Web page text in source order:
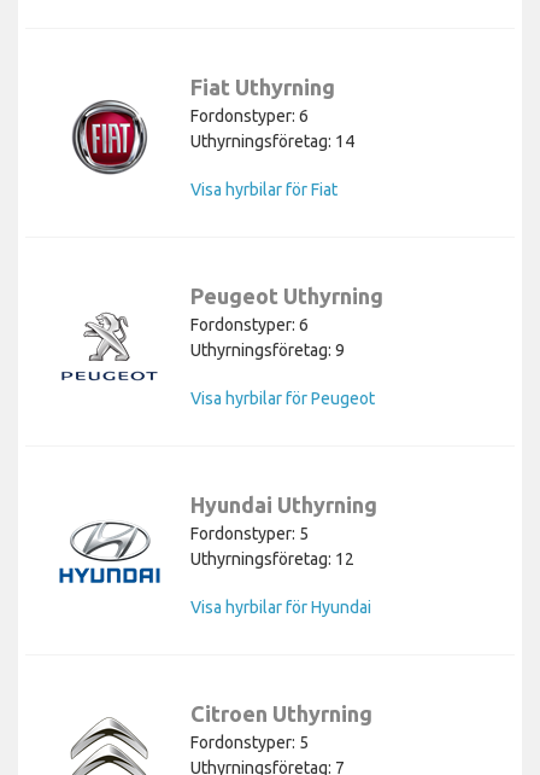
Fiat Uthyrning
Fordonstyper: 6
Uthyrningsföretag: 14
Visa hyrbilar för Fiat
Peugeot Uthyrning
Fordonstyper: 6
Uthyrningsföretag: 9
Visa hyrbilar för Peugeot
Hyundai Uthyrning
Fordonstyper: 5
Uthyrningsföretag: 12
Visa hyrbilar för Hyundai
Citroen Uthyrning
Fordonstyper: 5
Uthyrningsföretag: 7